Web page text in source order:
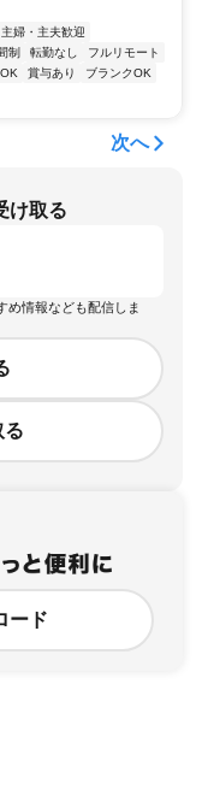
主婦・主夫歓迎
制 転勤なし
フルリモート
賞与あり
ブランクOK
次へ
け取る
め情報なども配信しま
る
ード